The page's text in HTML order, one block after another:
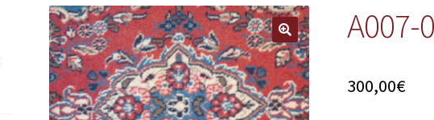
A007-
300,00€